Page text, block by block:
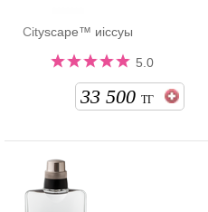
Cityscape™ иіссуы
5.0
33 500 ТГ